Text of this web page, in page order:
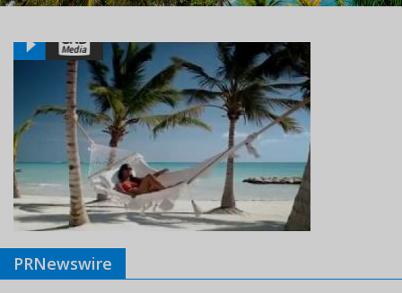
PRNewswire